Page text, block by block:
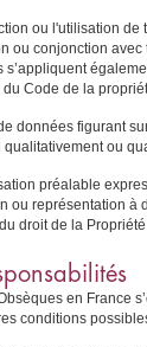
ou l'utilisation de
ou conjonction
s’appliquent
du Code de la
données figurant
qualitativement ou
préalable
ou représentation à
droit de la
en France
conditions